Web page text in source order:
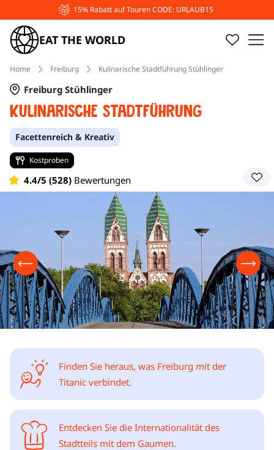
15% Rabatt auf Touren CODE: URLAUB15
EAT THE WORLD
Home Freiburg Kulinarische Stadtführung Stühlinger
Kulinarische Stadtführung
Freiburg Stühlinger
Facettenreich & Kreativ
Kostproben
4.4/5 (528) Bewertungen
Finden Sie heraus, was Freiburg mit der
Titanic verbindet.
Entdecken Sie die Internationalität des
Stadtteils mit dem Gaumen.